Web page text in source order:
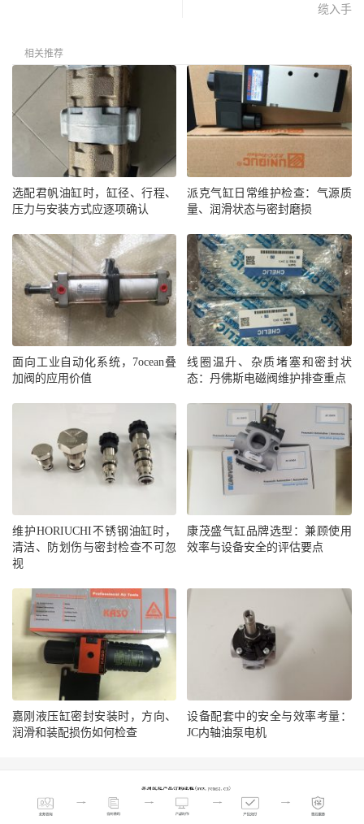
缆入手
相关推荐
选配君帆油缸时，缸径、行程、
压力与安装方式应逐项确认
派克气缸日常维护检查：气源质
量、润滑状态与密封磨损
面向工业自动化系统，7ocean叠
加阀的应用价值
线圈温升、杂质堵塞和密封状
态：丹佛斯电磁阀维护排查重点
维护HORIUCHI不锈钢油缸时，
清洁、防划伤与密封检查不可忽
视
康茂盛气缸品牌选型：兼顾使用
效率与设备安全的评估要点
嘉刚液压缸密封安装时，方向、
润滑和装配损伤如何检查
设备配套中的安全与效率考量：
JC内轴油泵电机